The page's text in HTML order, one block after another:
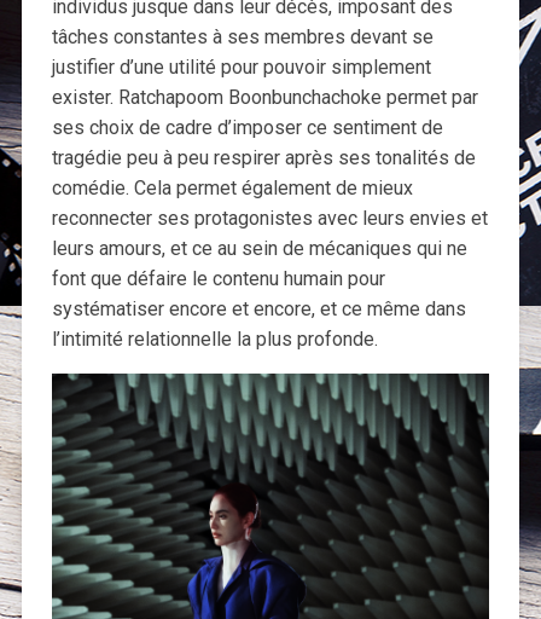
individus jusque dans leur décès, imposant des
tâches constantes à ses membres devant se
justifier d’une utilité pour pouvoir simplement
exister. Ratchapoom Boonbunchachoke permet par
ses choix de cadre d’imposer ce sentiment de
tragédie peu à peu respirer après ses tonalités de
comédie. Cela permet également de mieux
reconnecter ses protagonistes avec leurs envies et
leurs amours, et ce au sein de mécaniques qui ne
font que défaire le contenu humain pour
systématiser encore et encore, et ce même dans
l’intimité relationnelle la plus profonde.